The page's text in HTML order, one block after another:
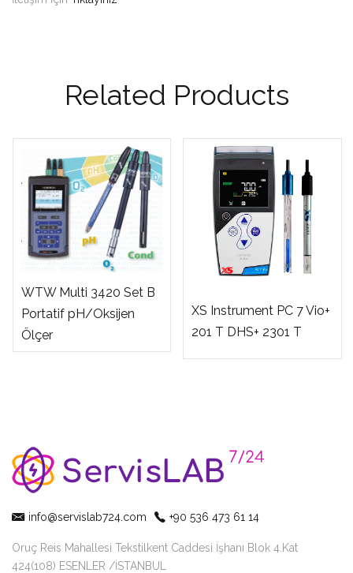
Related Products
WTW Multi 3420 Set B
Portatif pH/Oksijen
Ölçer
XS Instrument PC 7 Vio+
201 T DHS+ 2301 T
info@servislab724.com +90 536 473 61 14
Oruç Reis Mahallesi Tekstilkent Caddesi İşhanı Blok 4.Kat
424(108) ESENLER /İSTANBUL